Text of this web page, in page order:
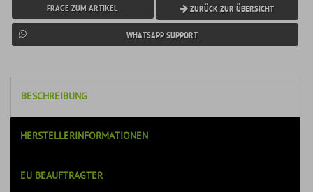
FRAGE ZUM ARTIKEL ZURÜCK ZUR ÜBERSICHT
WHATSAPP SUPPORT
BESCHREIBUNG
HERSTELLERINFORMATIONEN
EU BEAUFTRAGTER